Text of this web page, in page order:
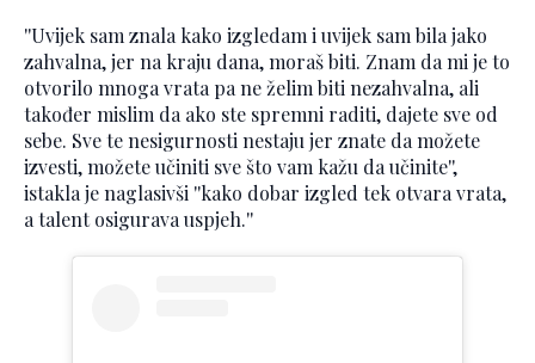
''Uvijek sam znala kako izgledam i uvijek sam bila jako
zahvalna, jer na kraju dana, moraš biti. Znam da mi je to
otvorilo mnoga vrata pa ne želim biti nezahvalna, ali
također mislim da ako ste spremni raditi, dajete sve od
sebe. Sve te nesigurnosti nestaju jer znate da možete
izvesti, možete učiniti sve što vam kažu da učinite'',
istakla je naglasivši ''kako dobar izgled tek otvara vrata,
a talent osigurava uspjeh.''